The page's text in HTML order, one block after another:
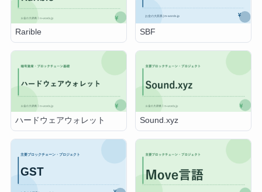
Rarible SBF
ハードウェアウォレット Sound.xyz